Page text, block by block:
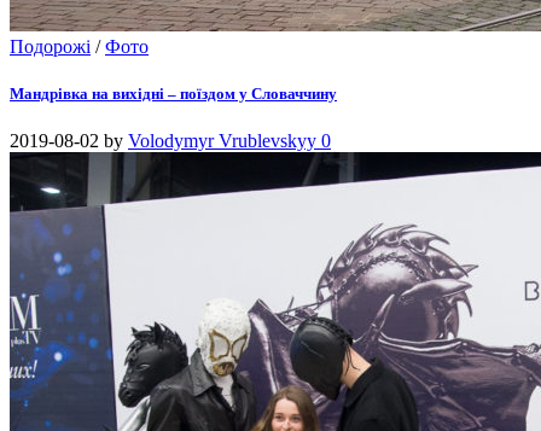
Подорожі /Фото
Мандрівка на вихідні – поїздом у Словаччину
2019-08-02 by Volodymyr Vrublevskyy 0